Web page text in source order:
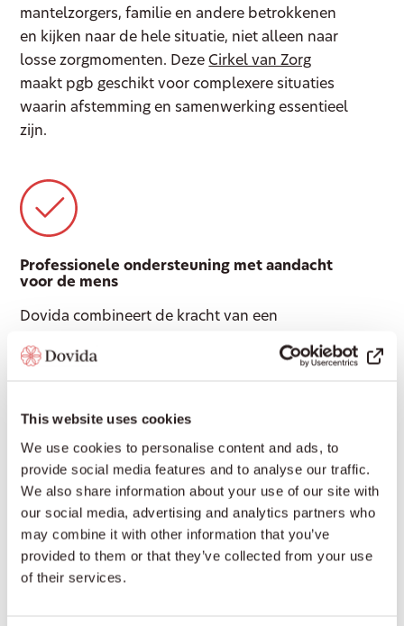
This website uses cookies
We use cookies to personalise content and ads, to
provide social media features and to analyse our traffic.
We also share information about your use of our site with
our social media, advertising and analytics partners who
may combine it with other information that you’ve
provided to them or that they’ve collected from your use
of their services.
mantelzorgers, familie en andere betrokkenen
en kijken naar de hele situatie, niet alleen naar
losse zorgmomenten. Deze Cirkel van Zorg
maakt pgb geschikt voor complexere situaties
waarin afstemming en samenwerking essentieel
zijn.
Professionele ondersteuning met aandacht
voor de mens
Dovida combineert de kracht van een
betrokkenheid. We zorgen voor continuïteit,
over wie waarvoor verantwoordelijk is. Geen
jouw leven en bij hoe jij zorg wilt organiseren.